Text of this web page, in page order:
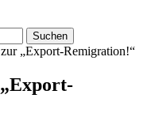
„Export-Remigration!“